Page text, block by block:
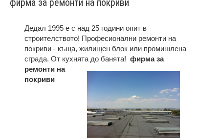
фирма за ремонти на покриви
Дедал 1995 е с над 25 години опит в
строителството! Професионални ремонти на
покриви - къща, жилищен блок или промишлена
сграда. От кухнята до банята! фирма за
ремонти на
покриви